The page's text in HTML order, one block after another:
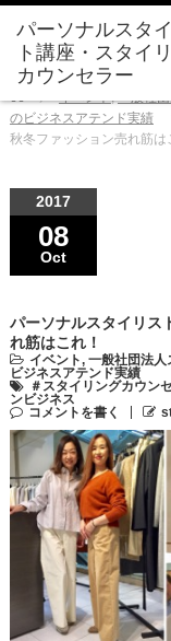
イベント,一般社
のビジネスアテンド実績
秋冬ファッション売れ筋は
2017
08
Oct
パーソナルスタイリス
れ筋はこれ！
イベント, 一般社団法
ビジネスアテンド実績
＃スタイリングカウン
ンビジネス
コメントを書く